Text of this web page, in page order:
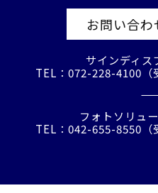
お問い合
サインディス
TEL：072-228-4100（
フォトソリュ
TEL：042-655-8550（